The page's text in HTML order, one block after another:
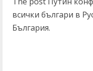
всички българи в
България.